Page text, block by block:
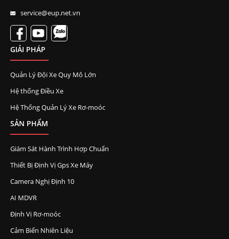
service@eup.net.vn
GIẢI PHÁP
Quản Lý Đội Xe Quy Mô Lớn
Hệ thống Điều Xe
Hệ Thống Quản Lý Xe Rơ-moóc
SẢN PHẨM
Giám Sát Hành Trình Hợp Chuẩn
Thiết Bị Định Vị Gps Xe Máy
Camera Nghị Định 10
AI MDVR
Định Vị Rơ-moóc
Cảm Biến Nhiên Liệu